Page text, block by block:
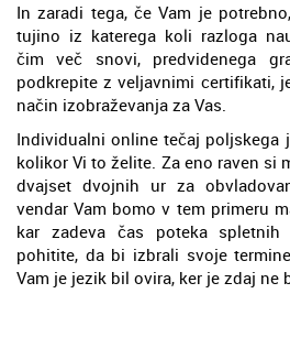
In zaradi tega, če Vam je
tujino iz katerega koli razloga
čim več snovi, predvidenega
podkrepite z veljavnimi certifikati,
način izobraževanja za Vas.
Individualni online tečaj poljskega
kolikor Vi to želite. Za eno raven si
dvajset dvojnih ur za
vendar Vam bomo v tem primeru
kar zadeva čas poteka spletnih
pohitite, da bi izbrali svoje
Vam je jezik bil ovira, ker je zdaj ne